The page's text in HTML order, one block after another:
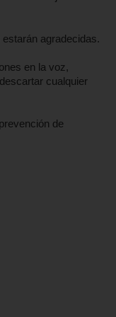
agradecidas.
en la voz,
cualquier
de